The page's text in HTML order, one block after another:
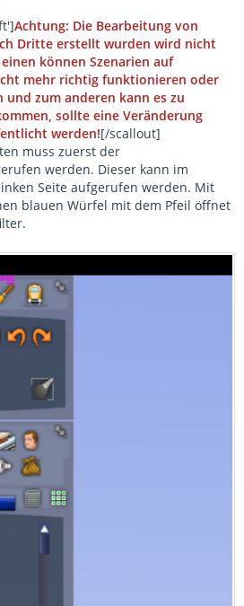
Achtung: Die Bearbeitung von
Dritte erstellt wurden wird nicht
können Szenarien auf
mehr richtig funktionieren oder
zum anderen kann es zu
sollte eine Veränderung
werden![/scallout]
muss zuerst der
werden. Dieser kann im
Seite aufgerufen werden. Mit
blauen Würfel mit dem Pfeil öffnet